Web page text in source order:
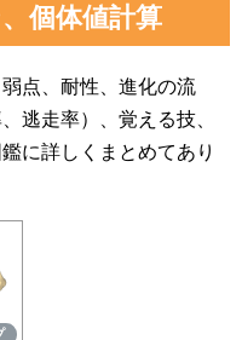
個体値計算
点、耐性、進化の流
逃走率）、覚える技、
に詳しくまとめてあり